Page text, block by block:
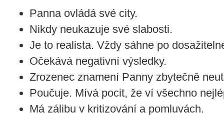
Panna ovládá své city.
Nikdy neukazuje své slabosti.
Je to realista. Vždy sáhne po
Očekává negativní výsledky.
Zrozenec znamení Panny zbytečně
Poučuje. Mívá pocit, že ví všechno
Má zálibu v kritizování a pomluvách.